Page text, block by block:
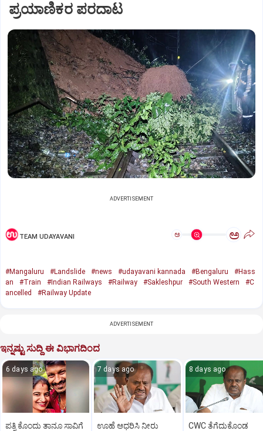
ಪ್ರಯಾಣಿಕರ ಪರದಾಟ
ADVERTISEMENT
TEAM UDAYAVANI ಅ ಅ
#Mangaluru #Landslide #news #udayavani kannada #Bengaluru
#Hass
an
#Train #Indian Railways #Railway #Sakleshpur #South Western
#C
ancelled
#Railway Update
ADVERTISEMENT
ಇನ್ನಷ್ಟು ಸುದ್ದಿ ಈ ವಿಭಾಗದಿಂದ
6 days ago
ಪತ್ನಿ ಕೊಂದು ತಾನೂ ಸಾವಿಗೆ
7 days ago
ಊಹೆ ಆಧರಿಸಿ ನೀರು
8 days ago
CWC ತೆಗೆದುಕೊಂಡ